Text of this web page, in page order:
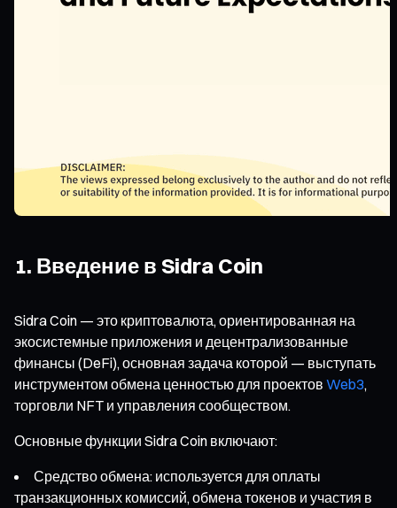
1. Введение в Sidra Coin
Sidra Coin — это криптовалюта, ориентированная на
экосистемные приложения и децентрализованные
финансы (DeFi), основная задача которой — выступать
инструментом обмена ценностью для проектов Web3,
торговли NFT и управления сообществом.
Основные функции Sidra Coin включают:
Средство обмена: используется для оплаты
транзакционных комиссий, обмена токенов и участия в